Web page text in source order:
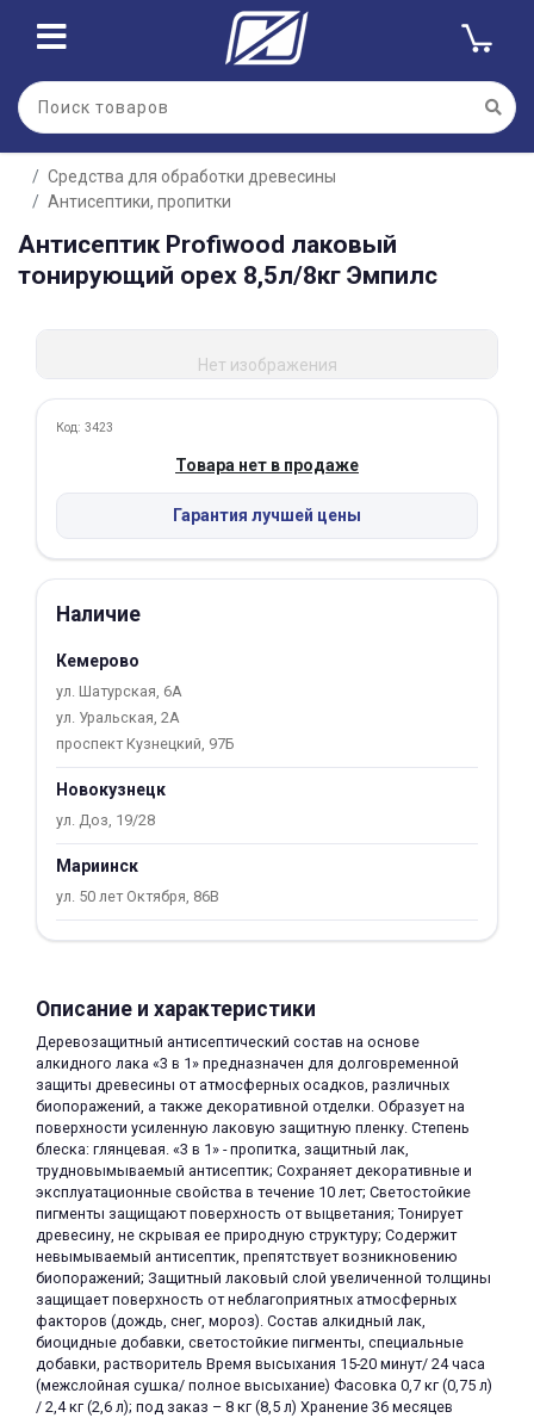
Средства для обработки древесины
Антисептики, пропитки
Антисептик Profiwood лаковый
тонирующий орех 8,5л/8кг Эмпилс
Нет изображения
Код: 3423
Товара нет в продаже
Гарантия лучшей цены
Наличие
Кемерово
ул. Шатурская, 6А
ул. Уральская, 2А
проспект Кузнецкий, 97Б
Новокузнецк
ул. Доз, 19/28
Мариинск
ул. 50 лет Октября, 86В
Описание и характеристики
Деревозащитный антисептический состав на основе
алкидного лака «3 в 1» предназначен для долговременной
защиты древесины от атмосферных осадков, различных
биопоражений, а также декоративной отделки. Образует на
поверхности усиленную лаковую защитную пленку. Степень
блеска: глянцевая. «3 в 1» - пропитка, защитный лак,
трудновымываемый антисептик; Сохраняет декоративные и
эксплуатационные свойства в течение 10 лет; Светостойкие
пигменты защищают поверхность от выцветания; Тонирует
древесину, не скрывая ее природную структуру; Содержит
невымываемый антисептик, препятствует возникновению
биопоражений; Защитный лаковый слой увеличенной толщины
защищает поверхность от неблагоприятных атмосферных
факторов (дождь, снег, мороз). Состав алкидный лак,
биоцидные добавки, светостойкие пигменты, специальные
добавки, растворитель Время высыхания 15-20 минут/ 24 часа
(межслойная сушка/ полное высыхание) Фасовка 0,7 кг (0,75 л)
/ 2,4 кг (2,6 л); под заказ – 8 кг (8,5 л) Хранение 36 месяцев
Для клиентов всех банков
Разбейте
оплатуна части
без переплат
График платежей
Добавляйте товары
Оплачивайте сегодня только
25% картой любого банка
Получайте товар
выбранный способом
Оставшиеся75
списыватьсяс вашей карты
Подробнее
об оплате Плайтом
25
раз в 2
недели
Остались вопросы?
8 800 302-02-51
plait.ru